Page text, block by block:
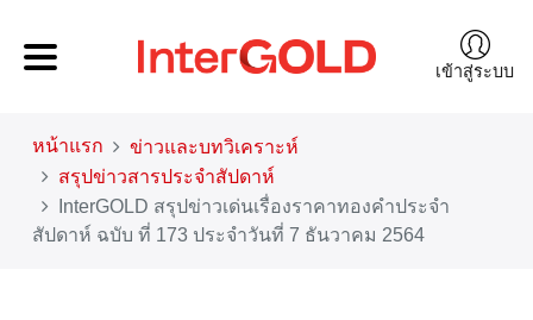
เข้าสู่ระบบ
หน้าแรก
ข่าวและบทวิเคราะห์
สรุปข่าวสารประจำสัปดาห์
InterGOLD สรุปข่าวเด่นเรื่องราคาทองคำประจำ
สัปดาห์ ฉบับ ที่ 173 ประจำวันที่ 7 ธันวาคม 2564